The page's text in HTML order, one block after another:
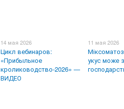
14 мая 2026
Цикл вебинаров:
«Прибыльное
кролиководство-2026» —
ВИДЕО
11 мая 2026
укус може